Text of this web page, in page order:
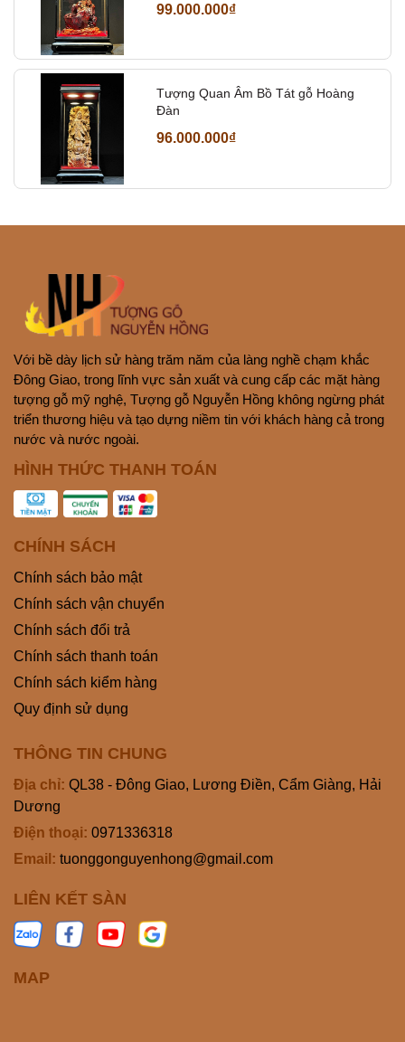
99.000.000₫
Tượng Quan Âm Bồ Tát gỗ Hoàng
Đàn
96.000.000₫
Với bề dày lịch sử hàng trăm năm của làng nghề chạm khắc
Đông Giao, trong lĩnh vực sản xuất và cung cấp các mặt hàng
tượng gỗ mỹ nghệ, Tượng gỗ Nguyễn Hồng không ngừng phát
triển thương hiệu và tạo dựng niềm tin với khách hàng cả trong
nước và nước ngoài.
HÌNH THỨC THANH TOÁN
CHÍNH SÁCH
Chính sách bảo mật
Chính sách vận chuyển
Chính sách đổi trả
Chính sách thanh toán
Chính sách kiểm hàng
Quy định sử dụng
THÔNG TIN CHUNG
Địa chỉ: QL38 - Đông Giao, Lương Điền, Cẩm Giàng, Hải
Dương
Điện thoại: 0971336318
Email: tuonggonguyenhong@gmail.com
LIÊN KẾT SÀN
MAP